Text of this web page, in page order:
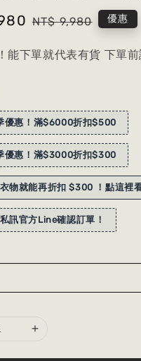
Regular
NT$ 9,980 優惠
能下單就代表有貨 下單
優惠！滿$6000折扣$500
優惠！滿$3000折扣$300
物就能再折扣 $300 ！點這裡
訊官方Line確認訂單！